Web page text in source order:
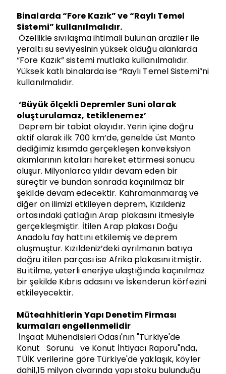
Binalarda “Fore Kazık” ve “Raylı Temel
Sistemi” kullanılmalıdır.
Özellikle sıvılaşma ihtimali bulunan araziler ile
yeraltı su seviyesinin yüksek olduğu alanlarda
“Fore Kazık” sistemi mutlaka kullanılmalıdır.
Yüksek katlı binalarda ise “Raylı Temel Sistemi”ni
kullanılmalıdır.
‘Büyük ölçekli Depremler Suni olarak
oluşturulamaz, tetiklenemez’
Deprem bir tabiat olayıdır. Yerin içine doğru
aktif olarak ilk 700 km’de, genelde üst Manto
dediğimiz kısımda gerçekleşen konveksiyon
akımlarının kıtaları hareket ettirmesi sonucu
oluşur. Milyonlarca yıldır devam eden bir
süreçtir ve bundan sonrada kaçınılmaz bir
şekilde devam edecektir. Kahramanmaraş ve
diğer on ilimizi etkileyen deprem, Kızıldeniz
ortasındaki çatlağın Arap plakasını itmesiyle
gerçekleşmiştir. İtilen Arap plakası Doğu
Anadolu fay hattını etkilemiş ve deprem
oluşmuştur. Kızıldeniz’deki ayrılmanın batıya
doğru itilen parçası ise Afrika plakasını itmiştir.
Bu itilme, yeterli enerjiye ulaştığında kaçınılmaz
bir şekilde Kıbrıs adasını ve İskenderun körfezini
etkileyecektir.
Müteahhitlerin Yapı Denetim Firması
kurmaları engellenmelidir
İnşaat Mühendisleri Odası'nın "Türkiye'de
Konut Sorunu ve Konut İhtiyacı Raporu"nda,
TÜİK verilerine göre Türkiye'de yaklaşık, köyler
dahil,15 milyon civarında yapı stoku bulunduğu